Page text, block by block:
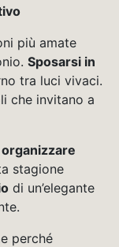
più amate
Sposarsi in
tra luci vivaci.
che invitano a
organizzare
stagione
di un’elegante
perché